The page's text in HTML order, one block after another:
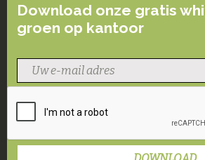
Download onze gratis
groen op kantoor